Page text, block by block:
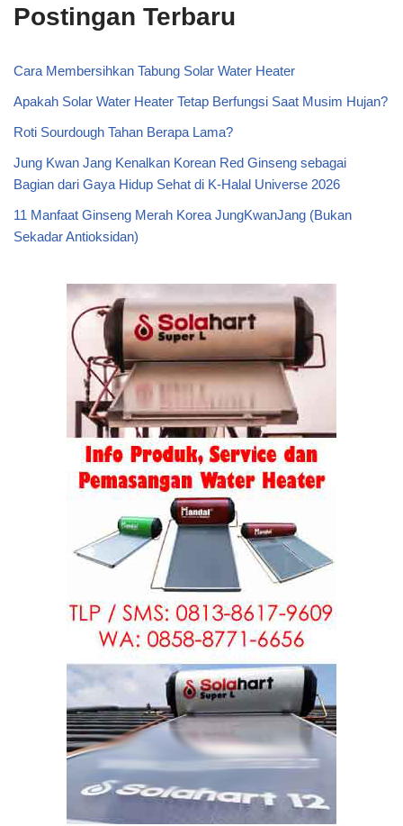
Postingan Terbaru
Cara Membersihkan Tabung Solar Water Heater
Apakah Solar Water Heater Tetap Berfungsi Saat Musim Hujan?
Roti Sourdough Tahan Berapa Lama?
Jung Kwan Jang Kenalkan Korean Red Ginseng sebagai
Bagian dari Gaya Hidup Sehat di K-Halal Universe 2026
11 Manfaat Ginseng Merah Korea JungKwanJang (Bukan
Sekadar Antioksidan)